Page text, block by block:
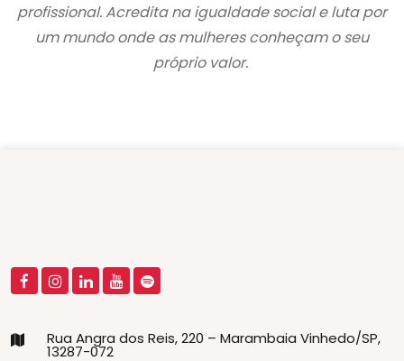
profissional. Acredita na igualdade social e luta por
um mundo onde as mulheres conheçam o seu
próprio valor.
Rua Angra dos Reis, 220 – Marambaia Vinhedo/SP,
13287-072